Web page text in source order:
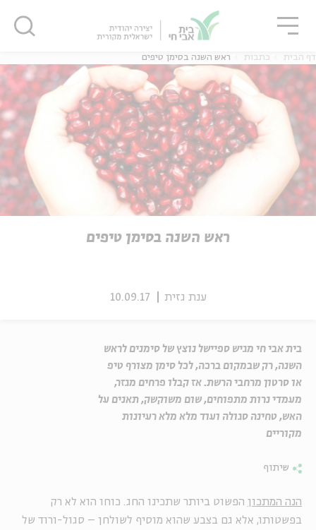
אנגלית
אנגלית
דף הבית כתבות ראש השנה בסימן טיפים
ראש השנה בסימן טיפים
ענת גזית 10.09.17
בית אבי חי מגיש ספיישל נוצץ של סימנים לראש
השנה, רק שבמקום ברכה, לכל סימן מצורף טיפ
או סרטון מרחבי הרשת. אז קבלו פרחים מגזר,
מעמדי נרות מתפוחים, שום משוקשק, תאנים על
האש, טחינה סגולה ועוד מלא מלא רעיונות
מקוריים
שיתוף
הנה המתכון הפשוט ביותר שתכינו החג. כוחו הוא לא רק
בפשטותו, אלא גם בצבע שהוא מוסיף לשולחן – סגול-ורוד של
סגור